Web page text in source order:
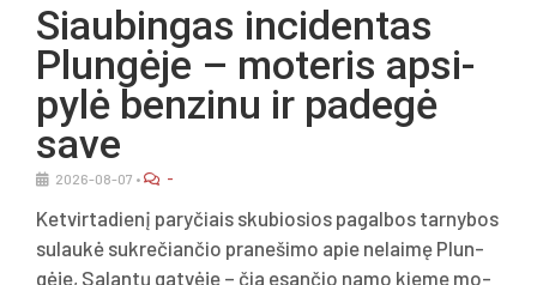
Siau­bin­gas in­ci­den­tas
Plun­gė­je – mo­te­ris ap­si­
py­lė ben­zi­nu ir pa­de­gė
sa­ve
2026-08-07 • -
Ket­vir­ta­die­nį pa­ry­čiais sku­bio­sios pa­gal­bos tar­ny­bos
su­lau­kė su­kre­čian­čio pra­ne­ši­mo apie ne­lai­mę Plun­
gė­je, Sa­lan­tų gat­vė­je – čia esan­čio na­mo kie­me mo­